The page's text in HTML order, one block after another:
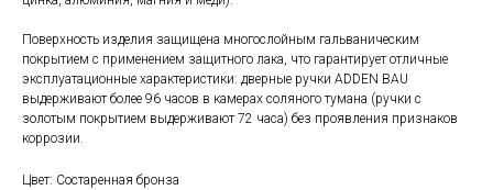
Поверхность изделия защищена многослойным гальваническим
покрытием с применением защитного лака, что гарантирует отличные
эксплуатационные характеристики: дверные ручки ADDEN BAU
выдерживают более 96 часов в камерах соляного тумана (ручки с
золотым покрытием выдерживают 72 часа) без проявления признаков
коррозии.
Цвет: Состаренная бронза